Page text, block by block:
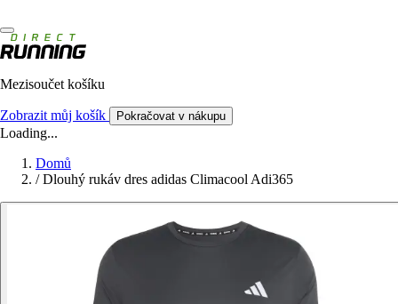
Mezisoučet košíku
Zobrazit můj košík Pokračovat v nákupu
Loading...
Domů
/ Dlouhý rukáv dres adidas Climacool Adi365